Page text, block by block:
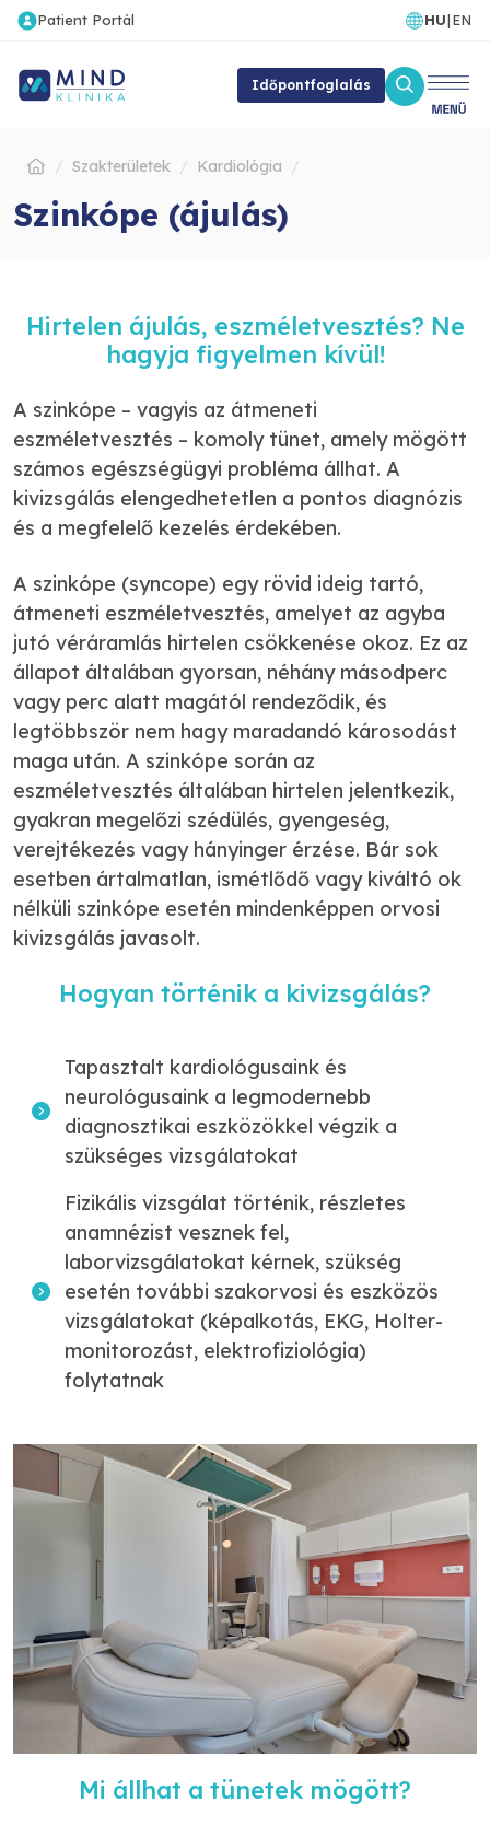
Patient Portál HU|EN
Időpontfoglalás
Szakterületek Kardiológia
Szinkópe (ájulás)
Hirtelen ájulás, eszméletvesztés? Ne
hagyja figyelmen kívül!
A szinkópe – vagyis az átmeneti
eszméletvesztés – komoly tünet, amely mögött
számos egészségügyi probléma állhat. A
kivizsgálás elengedhetetlen a pontos diagnózis
és a megfelelő kezelés érdekében.
A szinkópe (syncope) egy rövid ideig tartó,
átmeneti eszméletvesztés, amelyet az agyba
jutó véráramlás hirtelen csökkenése okoz. Ez az
állapot általában gyorsan, néhány másodperc
vagy perc alatt magától rendeződik, és
legtöbbször nem hagy maradandó károsodást
maga után. A szinkópe során az
eszméletvesztés általában hirtelen jelentkezik,
gyakran megelőzi szédülés, gyengeség,
verejtékezés vagy hányinger érzése. Bár sok
esetben ártalmatlan, ismétlődő vagy kiváltó ok
nélküli szinkópe esetén mindenképpen orvosi
kivizsgálás javasolt.
Hogyan történik a kivizsgálás?
Tapasztalt kardiológusaink és
neurológusaink a legmodernebb
diagnosztikai eszközökkel végzik a
szükséges vizsgálatokat
Fizikális vizsgálat történik, részletes
anamnézist vesznek fel,
laborvizsgálatokat kérnek, szükség
esetén további szakorvosi és eszközös
vizsgálatokat (képalkotás, EKG, Holter-
monitorozást, elektrofiziológia)
folytatnak
Mi állhat a tünetek mögött?